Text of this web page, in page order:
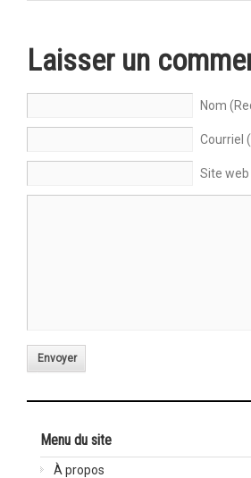
Laisser un
Nom
Courriel
Site web
Envoyer
Menu du site
À propos